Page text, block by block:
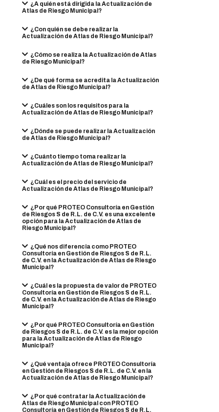
¿A quién está dirigida la Actualización de
Atlas de Riesgo Municipal?
¿Con quién se debe realizar la
Actualización de Atlas de Riesgo Municipal?
¿Cómo se realiza la Actualización de Atlas
de Riesgo Municipal?
¿De qué forma se acredita la Actualización
de Atlas de Riesgo Municipal?
¿Cuáles son los requisitos para la
Actualización de Atlas de Riesgo Municipal?
¿Dónde se puede realizar la Actualización
de Atlas de Riesgo Municipal?
¿Cuánto tiempo toma realizar la
Actualización de Atlas de Riesgo Municipal?
¿Cuál es el precio del servicio de
Actualización de Atlas de Riesgo Municipal?
¿Por qué PROTEO Consultoría en Gestión
de Riesgos S de R.L. de C.V. es una excelente
opción para la Actualización de Atlas de
Riesgo Municipal?
¿Qué nos diferencia como PROTEO
Consultoría en Gestión de Riesgos S de R.L.
de C.V. en la Actualización de Atlas de Riesgo
Municipal?
¿Cuál es la propuesta de valor de PROTEO
Consultoría en Gestión de Riesgos S de R.L.
de C.V. en la Actualización de Atlas de Riesgo
Municipal?
¿Por qué PROTEO Consultoría en Gestión
de Riesgos S de R.L. de C.V. es la mejor opción
para la Actualización de Atlas de Riesgo
Municipal?
¿Qué ventaja ofrece PROTEO Consultoría
en Gestión de Riesgos S de R.L. de C.V. en la
Actualización de Atlas de Riesgo Municipal?
¿Por qué contratar la Actualización de
Atlas de Riesgo Municipal con PROTEO
Consultoría en Gestión de Riesgos S de R.L.